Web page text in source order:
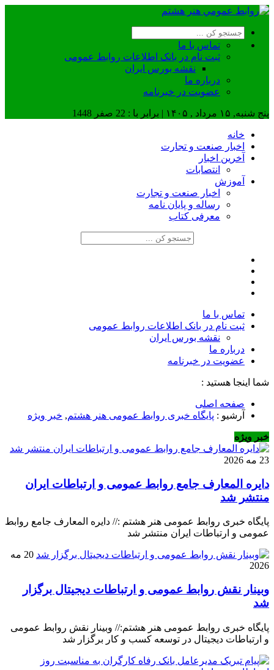
تماس با ما
ثبت نام در بانک اطلاعات روابط عمومی
نقشه بورس ایران
درباره ما
عضويت در خبرنامه
پنج شنبه, ۱۵ مرداد , ۱۴۰۵ | برابر با : 22 صفر 1448
خانه
اخبار صنعت و تجارت
آخرین اخبار
انتصابات
آموزش
اخبار صنعت و تجارت
رساله و پایان نامه
معرفی کتاب
تماس با ما
ثبت نام در بانک اطلاعات روابط عمومی
نقشه بورس ایران
درباره ما
عضويت در خبرنامه
شما اینجا هستید :
صفحه اصلی
آرشیو : پایگاه خبری روابط عمومی هنر هشتم, خبر ویژه
خبر ویژه
23 مه 2026
دایره المعارف جامع روابط عمومی و ارتباطات ایران
منتشر شد
پایگاه خبری روابط عمومی هنر هشتم :// دایره المعارف جامع روابط
عمومی و ارتباطات ایران منتشر شد
20 مه
2026
وبینار نقش روابط عمومی و ارتباطات دیجیتال برگزار
شد
پایگاه خبری روابط عمومی هنر هشتم:// وبینار نقش روابط عمومی
و ارتباطات دیجیتال در توسعه کسب و کار برگزار شد